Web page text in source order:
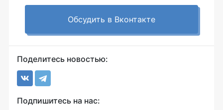
Обсудить в Вконтакте
Поделитесь новостью:
Подпишитесь на нас: